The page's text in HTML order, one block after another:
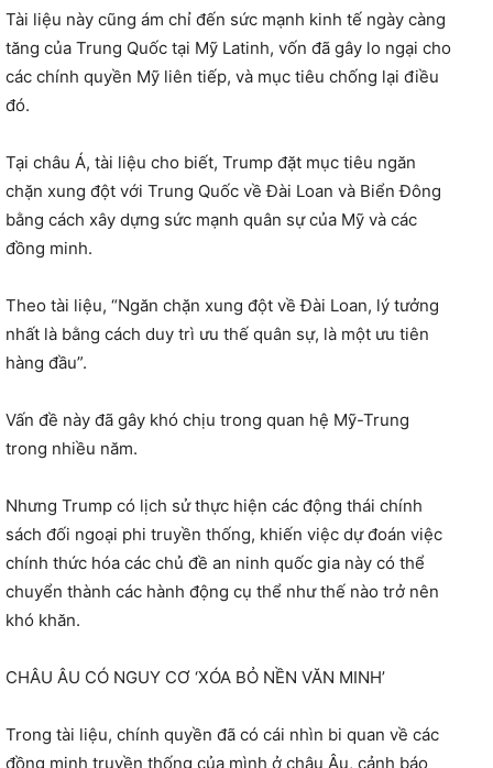
Tài liệu này cũng ám chỉ đến sức mạnh kinh tế ngày càng
tăng của Trung Quốc tại Mỹ Latinh, vốn đã gây lo ngại cho
các chính quyền Mỹ liên tiếp, và mục tiêu chống lại điều
đó.
Tại châu Á, tài liệu cho biết, Trump đặt mục tiêu ngăn
chặn xung đột với Trung Quốc về Đài Loan và Biển Đông
bằng cách xây dựng sức mạnh quân sự của Mỹ và các
đồng minh.
Theo tài liệu, “Ngăn chặn xung đột về Đài Loan, lý tưởng
nhất là bằng cách duy trì ưu thế quân sự, là một ưu tiên
hàng đầu”.
Vấn đề này đã gây khó chịu trong quan hệ Mỹ-Trung
trong nhiều năm.
Nhưng Trump có lịch sử thực hiện các động thái chính
sách đối ngoại phi truyền thống, khiến việc dự đoán việc
chính thức hóa các chủ đề an ninh quốc gia này có thể
chuyển thành các hành động cụ thể như thế nào trở nên
khó khăn.
CHÂU ÂU CÓ NGUY CƠ ‘XÓA BỎ NỀN VĂN MINH’
Trong tài liệu, chính quyền đã có cái nhìn bi quan về các
đồng minh truyền thống của mình ở châu Âu, cảnh báo